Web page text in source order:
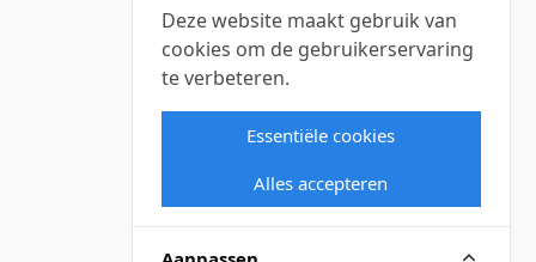
Zaterdag: 11:00 - 18:00
Alle getoonde prijzen zijn incl. BTW.
©2026 Subliem — All rights reserved.
Deze website maakt gebruik van
cookies om de gebruikerservaring
te verbeteren.
Essentiële cookies
Alles accepteren